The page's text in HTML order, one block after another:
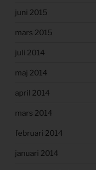
juni 2015
mars 2015
juli 2014
maj 2014
april 2014
mars 2014
februari 2014
januari 2014